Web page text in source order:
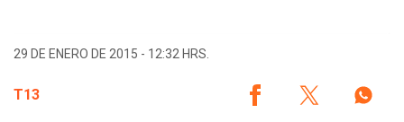
29 DE ENERO DE 2015 - 12:32 HRS.
T13